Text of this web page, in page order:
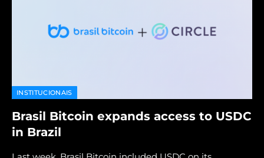
INSTITUCIONAIS
Brasil Bitcoin expands access to USDC
in Brazil